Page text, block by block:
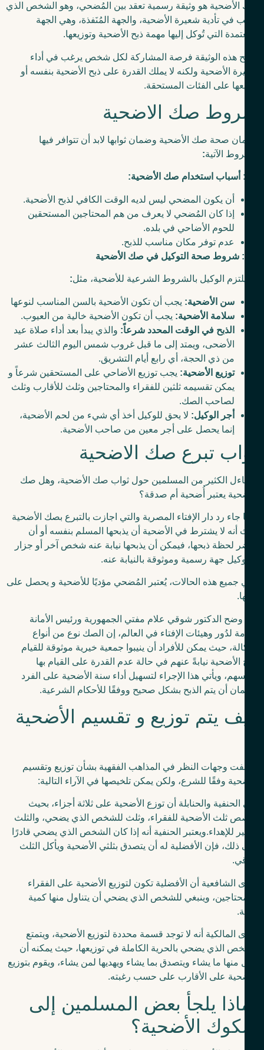
هو وثيقة رسمية تعقد بين المُضحي، وهو الشخص الذي
في تأدية شعيرة الأضحية، والجهة المُنَفذة، وهي الجهة
التي تُوكل إليها مهمة ذبح الأضحية وتوزيعها.
هذه الوثيقة فرصة المشاركة لكل شخص يرغب في أداء
الأضحية ولكنه لا يملك القدرة على ذبح الأضحية بنفسه أو
على الفئات المستحقة.
صك الاضحية
صحة صك الأضحية وضمان ثوابها لابد أن تتوافر فيها
الآتية
أسباب استخدام صك الأضحية:
أن يكون المضحي ليس لديه الوقت الكافي لذبح الأضحية.
إذا كان المُضحي لا يعرف من هم المحتاجين المستحقين
للحوم الأضاحي في بلده.
عدم توفر مكان مناسب للذبح.
شروط صحة التوكيل في صك الأضحية
الوكيل بالشروط الشرعية للأضحية، مثل:
سن الأضحية:يجب أن تكون الأضحية بالسن المناسب لنوعها
سلامة الأضحية:يجب أن تكون الأضحية خالية من العيوب.
الذبح في الوقت المحدد شرعاً:والذي يبدأ بعد أداء صلاة عيد
الأضحى، ويمتد إلى ما قبل غروب شمس اليوم الثالث عشر
من ذي الحجة، أي رابع أيام التشريق.
توزيع الأضحية:يجب توزيع الأضاحي على المستحقين شرعاً و
يمكن تقسيمه ثلثين للفقراء والمحتاجين وثلث للأقارب وثلث
لصاحب الصك.
أجر الوكيل:لا يحق للوكيل أخذ أي شيء من لحم الأضحية،
إنما يحصل على أجر معين من صاحب الأضحية.
تبرع صك الاضحية
الكثير من المسلمين حول ثواب صك الأضحية، وهل صك
يعتبر أُضحية أم صدقة؟
جاء رد دار الإفتاء المصرية والتي اجازت بالتبرع بصك الأضحية
أنه لا يشترط في الأضحية أن يذبحها المسلم بنفسه أو أن
لحظة ذبحها، فيمكن أن يذبحها نيابة عنه شخص آخر أو جزار
جهة رسمية وموثوقة بالنيابة عنه.
جميع هذه الحالات، يُعتبر المُضحي مؤديًا للأضحية و يحصل على
وضح الدكتور شوقي علام مفتي الجمهورية ورئيس الأمانة
لدُور وهيئات الإفتاء في العالم، إن الصك نوع من أنواع
حيث يمكن للأفراد أن ينيبوا جمعية خيرية موثوقة للقيام
الأضحية نيابةً عنهم في حالة عدم القدرة على القيام بها
ويأتي هذا الإجراء لتسهيل أداء سنة الأضحية على الفرد
أن يتم الذبح بشكل صحيح ووفقًا للأحكام الشرعية.
يتم توزيع و تقسيم الأضحية
وجهات النظر في المذاهب الفقهية بشأن توزيع وتقسيم
وفقًا للشرع، ولكن يمكن تلخيصها في الآراء التالية:
والحنابلة أن توزع الأضحية على ثلاثة أجزاء، بحيث
ثلث الأضحية للفقراء، وثلث للشخص الذي يضحي، والثلث
للإهداء.ويعتبر الحنفية أنه إذا كان الشخص الذي يضحي قادرًا
فإن الأفضلية له أن يتصدق بثلثي الأضحية ويأكل الثلث
الشافعية أن الأفضلية تكون لتوزيع الأضحية على الفقراء
وينبغي للشخص الذي يضحي أن يتناول منها كمية
المالكية أنه لا توجد قسمة محددة لتوزيع الأضحية، ويتمتع
الذي يضحي بالحرية الكاملة في توزيعها، حيث يمكنه أن
منها ما يشاء ويتصدق بما يشاء ويهديها لمن يشاء، ويقوم بتوزيع
على الأقارب على حسب رغبته.
يلجأ بعض المسلمين إلى
الأضحية؟